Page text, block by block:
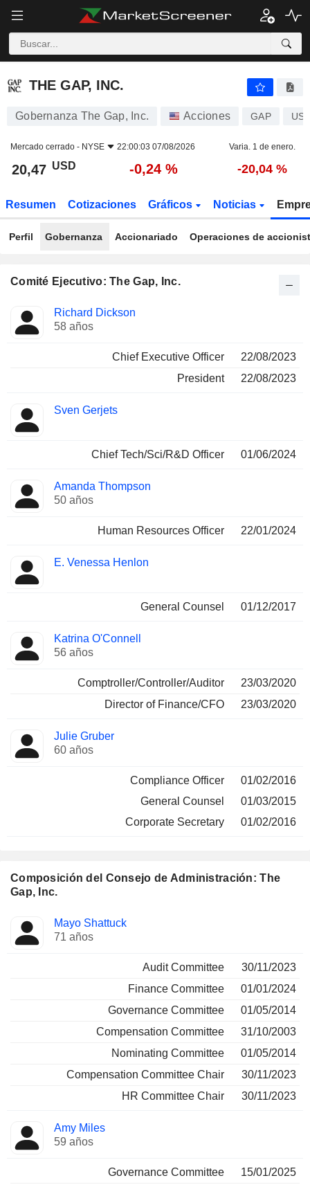
THE GAP, INC.
THE GAP, INC.
Gobernanza The Gap, Inc. Acciones GAP
Mercado cerrado - NYSE 22:00:03 07/08/2026 Varia. 1 de enero.
20,47 USD -0,24 % -20,04 %
Resumen Cotizaciones Gráficos Noticias
Perfil Gobernanza Accionariado Operaciones de
Comité Ejecutivo: The Gap, Inc.
Director
Funciones
ocupadas
Richard Dickson
58 años
Chief Executive Officer
22/08/2023
President
22/08/2023
Sven Gerjets
Chief Tech/Sci/R&D Officer 01/06/2024
Amanda Thompson
50 años
Human Resources Officer 22/01/2024
E. Venessa Henlon
General Counsel 01/12/2017
Katrina O'Connell
56 años
Comptroller/Controller/Auditor
23/03/2020
Director of Finance/CFO
23/03/2020
Julie Gruber
60 años
Compliance Officer
01/02/2016
General Counsel
01/03/2015
Corporate Secretary
01/02/2016
Composición del Consejo de Administración: The
Gap, Inc.
Administrador Comités
Mayo Shattuck
71 años
Audit Committee
30/11/2023
Finance Committee
01/01/2024
Governance Committee
01/05/2014
Compensation Committee
31/10/2003
Nominating Committee
01/05/2014
Compensation Committee Chair
30/11/2023
HR Committee Chair
30/11/2023
Amy Miles
59 años
Governance Committee
15/01/2025